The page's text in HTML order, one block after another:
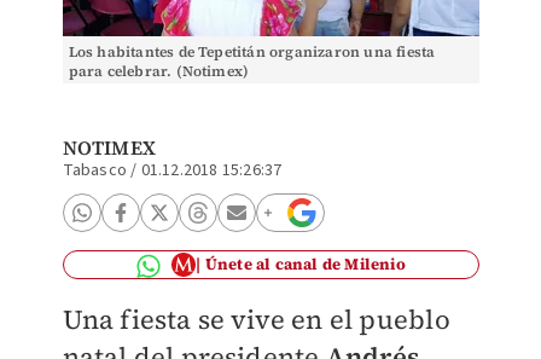
Los habitantes de Tepetitán organizaron una fiesta
para celebrar. (Notimex)
NOTIMEX
Tabasco / 01.12.2018 15:26:37
Únete al canal de Milenio
Una fiesta se vive en el pueblo